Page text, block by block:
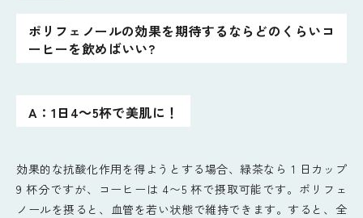
ポリフェノールの効果を期待するならどのくらいコ
ーヒーを飲めばいい?
A：1日4～5杯で美肌に！
効果的な抗酸化作用を得ようとする場合、緑茶なら 1 日カップ
9 杯分ですが、コーヒーは 4〜5 杯で摂取可能です。ポリフェ
ノールを摂ると、血管を若い状態で維持できます。すると、全